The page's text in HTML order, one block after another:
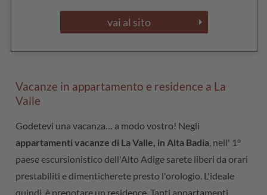
vai al sito
Vacanze in appartamento e residence a La
Valle
Godetevi una vacanza… a modo vostro! Negli
appartamenti vacanze di La Valle, in Alta Badia , nell' 1°
paese escursionistico dell'Alto Adige sarete liberi da orari
prestabiliti e dimenticherete presto l'orologio. L'ideale
quindi, è prenotare un residence. Tanti appartamenti